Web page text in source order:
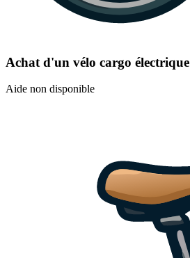
Achat d'un vélo cargo électrique
Aide non disponible